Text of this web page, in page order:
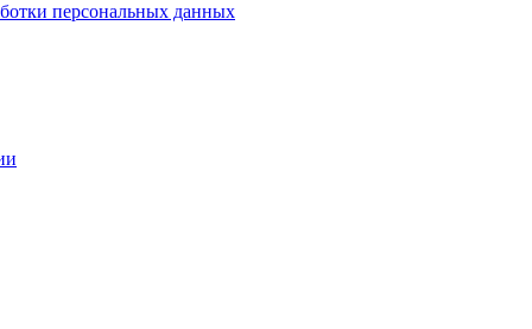
персональных данных